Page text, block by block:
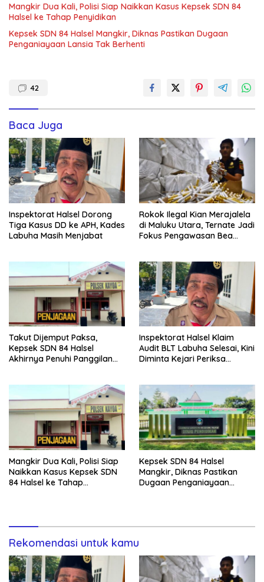
Mangkir Dua Kali, Polisi Siap Naikkan Kasus Kepsek SDN 84
Halsel ke Tahap Penyidikan
Kepsek SDN 84 Halsel Mangkir, Diknas Pastikan Dugaan
Penganiayaan Lansia Tak Berhenti
42
Baca Juga
Inspektorat Halsel Dorong
Tiga Kasus DD ke APH, Kades
Labuha Masih Menjabat
Rokok Ilegal Kian Merajalela
di Maluku Utara, Ternate Jadi
Fokus Pengawasan Bea
Takut Dijemput Paksa,
Kepsek SDN 84 Halsel
Akhirnya Penuhi Panggilan
Inspektorat Halsel Klaim
Audit BLT Labuha Selesai, Kini
Diminta Kejari Periksa
Mangkir Dua Kali, Polisi Siap
Naikkan Kasus Kepsek SDN
84 Halsel ke Tahap
Kepsek SDN 84 Halsel
Mangkir, Diknas Pastikan
Dugaan Penganiayaan
Rekomendasi untuk kamu